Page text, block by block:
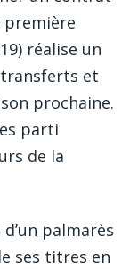
première
réalise un
et
prochaine.
parti
de la
palmarès
ses titres en